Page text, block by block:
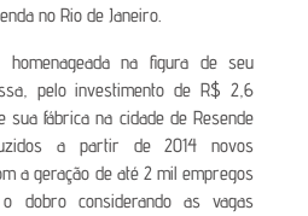
no Rio de Janeiro.
na figura de seu
pelo investimento de R$ 2,6
sua fábrica na cidade de Resende
a partir de 2014 novos
a geração de até 2 mil empregos
dobro considerando as vagas